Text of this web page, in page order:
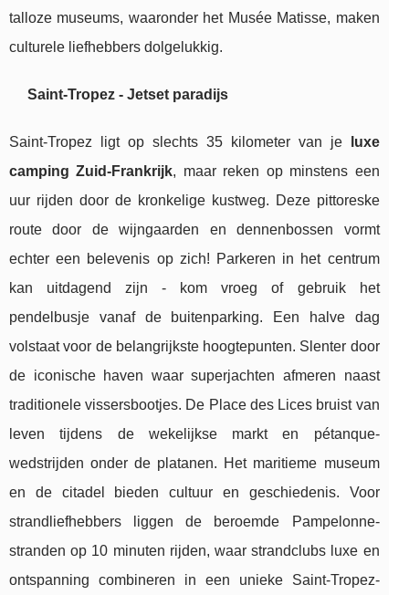
talloze museums, waaronder het Musée Matisse, maken
culturele liefhebbers dolgelukkig.
Saint-Tropez - Jetset paradijs
Saint-Tropez ligt op slechts 35 kilometer van je
luxe
camping Zuid-Frankrijk, maar reken op minstens een
uur rijden door de kronkelige kustweg. Deze pittoreske
route door de wijngaarden en dennenbossen vormt
echter een belevenis op zich! Parkeren in het centrum
kan uitdagend zijn - kom vroeg of gebruik het
pendelbusje vanaf de buitenparking. Een halve dag
volstaat voor de belangrijkste hoogtepunten. Slenter door
de iconische haven waar superjachten afmeren naast
traditionele vissersbootjes. De Place des Lices bruist van
leven tijdens de wekelijkse markt en pétanque-
wedstrijden onder de platanen. Het maritieme museum
en de citadel bieden cultuur en geschiedenis. Voor
strandliefhebbers liggen de beroemde Pampelonne-
stranden op 10 minuten rijden, waar strandclubs luxe en
ontspanning combineren in een unieke Saint-Tropez-